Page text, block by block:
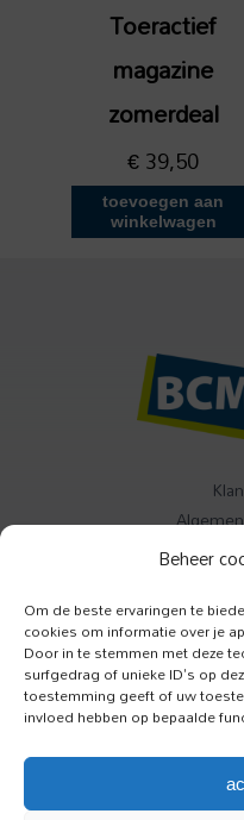
Beheer
Om de beste ervaringen te
cookies om informatie over je
Door in te stemmen met deze
surfgedrag of unieke ID's op
toestemming geeft of uw
invloed hebben op bepaalde
Toeractief
magazine
zomerdeal
€39,50
toevoegen aan
winkelwagen